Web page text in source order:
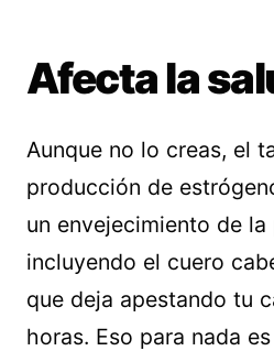
Afecta la
Aunque no lo creas, el
producción de
un envejecimiento de
incluyendo el cuero
que deja apestando tu
horas. Eso para nada